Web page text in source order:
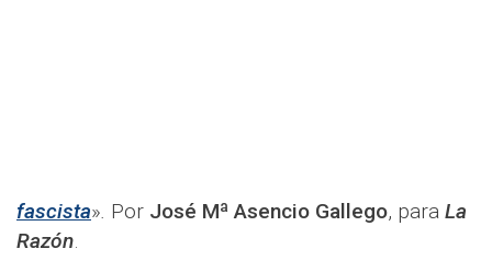
fascista». Por José Mª Asencio Gallego, para La
Razón.